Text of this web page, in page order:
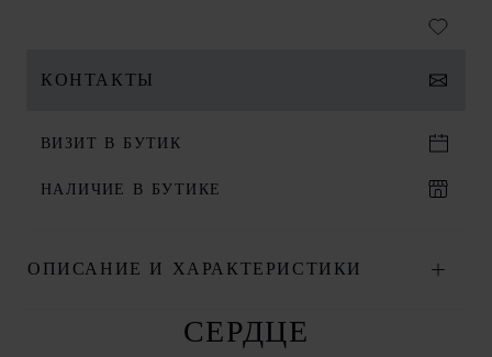
КОНТАКТЫ
ВИЗИТ В БУТИК
НАЛИЧИЕ В БУТИКЕ
ОПИСАНИЕ И ХАРАКТЕРИСТИКИ
СЕРДЦЕ